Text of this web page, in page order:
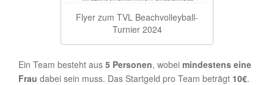
Flyer zum TVL Beachvolleyball-
Turnier 2024
Ein Team besteht aus 5 Personen, wobei mindestens eine
Frau dabei sein muss. Das Startgeld pro Team beträgt 10€.